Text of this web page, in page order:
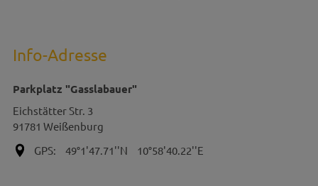
Info-Adresse
Parkplatz "Gasslabauer"
Eichstätter Str. 3
91781 Weißenburg
GPS:
49°1'47.71''N 10°58'40.22''E